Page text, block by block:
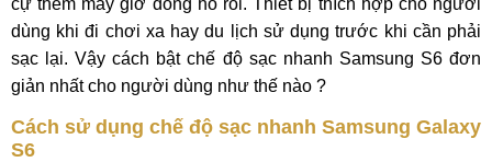
cự thêm mấy giờ đồng hồ rồi. Thiết bị thích hợp cho người
dùng khi đi chơi xa hay du lịch sử dụng trước khi cần phải
sạc lại. Vậy cách bật chế độ sạc nhanh Samsung S6 đơn
giản nhất cho người dùng như thế nào ?
Cách sử dụng chế độ sạc nhanh Samsung Galaxy
S6